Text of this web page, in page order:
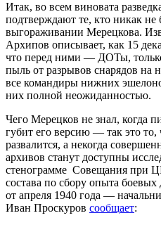
Итак, во всем виновата
подтверждают те, кто никак не
выгораживании Мерецкова.
Архипов описывает, как 15
что перед ними — ДОТы,
пыль от разрывов снарядов на
все командиры нижних
них полной неожиданностью.
Чего Мерецков не знал, когда
губит его версию — так это
развалится, а некогда
архивов станут доступны
стенограмме Совещания при
состава по сбору опыта
от апреля 1940 года —
Иван Проскуров сообщает: